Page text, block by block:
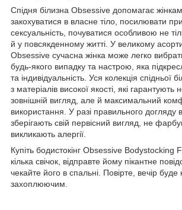
Спідня білизна Obsessive допомагає
закохуватися в власне тіло, посилювати
сексуальність, почуватися особливою не
й у повсякденному житті. У великому
Obsessive сучасна жінка може легко
будь-якого випадку та настрою, яка
та індивідуальність. Уся колекція спідньої
з матеріалів високої якості, які гарантують
зовнішній вигляд, але й максимальний
використання. У разі правильного догляду
зберігають свій первісний вигляд, не
викликають алергії.
Купіть бодистокінг Obsessive Bodystocking
кілька свічок, відправте йому пікантне
чекайте його в спальні. Повірте, вечір буде
захоплюючим.